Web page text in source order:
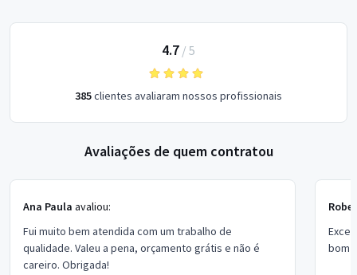
4.7 / 5
385clientes avaliaram nossos profissionais
Avaliações de quem contratou
Ana Paula avaliou:
Fui muito bem atendida com um trabalho de
qualidade. Valeu a pena, orçamento grátis e não é
careiro. Obrigada!
bom